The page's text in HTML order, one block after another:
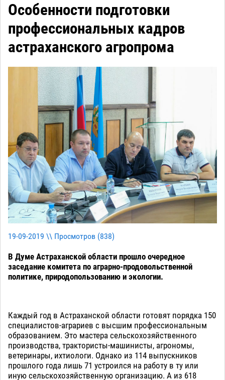
Особенности подготовки
профессиональных кадров
астраханского агропрома
19-09-2019 \\ Просмотров (838)
В Думе Астраханской области прошло очередное
заседание комитета по аграрно-продовольственной
политике, природопользованию и экологии.
Каждый год в Астраханской области готовят порядка 150
специалистов-аграриев с высшим профессиональным
образованием. Это мастера сельскохозяйственного
производства, трактористы-машинисты, агрономы,
ветеринары, ихтиологи. Однако из 114 выпускников
прошлого года лишь 71 устроился на работу в ту или
иную сельскохозяйственную организацию. А из 618